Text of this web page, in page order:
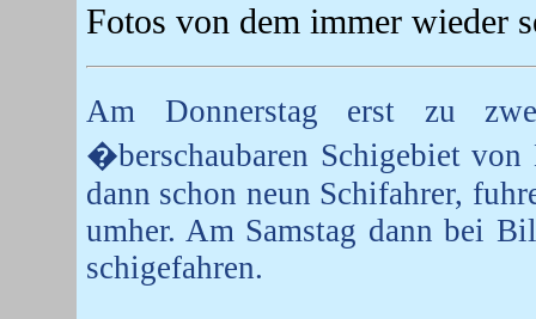
Fotos von dem immer wieder
Am Donnerstag erst zu
�berschaubaren Schigebiet
dann schon neun Schifahrer,
umher. Am Samstag dann bei
schigefahren.